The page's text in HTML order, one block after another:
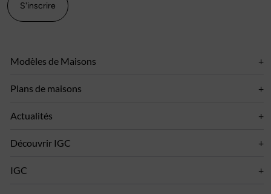
S'inscrire
Modèles de Maisons
Plans de maisons
Actualités
Découvrir IGC
IGC